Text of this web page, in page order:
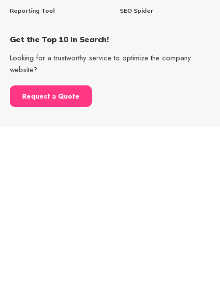
Reporting Tool
SEO Spider
Get the Top 10 in Search!
Looking for a trustworthy service to optimize the company
website?
Request a Quote